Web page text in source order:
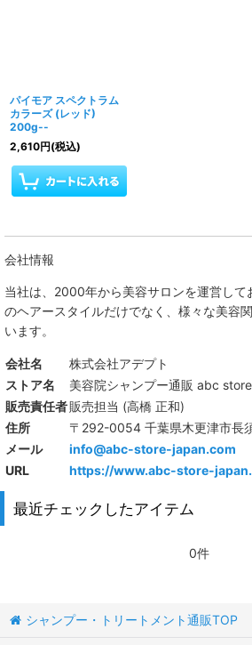
パイモア スペクトラム
カラーズ (レッド)
200g--
2,610円(税込)
会社情報
当社は、 2000年から美容サロンを運営して
のヘアースタイルだけでなく、様々な美容
います。
会社名
株式会社アデプト
ストア名
美容院シャンプー通販 abc
販売責任者販売担当 (高橋 正和)
住所
〒292-0054 千葉県木更津市長
メール
info@abc-store-japan.com
URL
https://www.abc-store-
最近チェックしたアイテム
0件
シャンプー・トリートメント通販TOP